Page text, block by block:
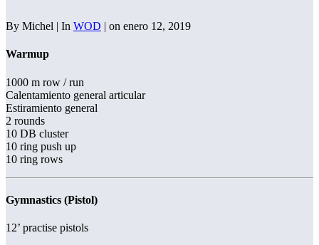
By Michel | In WOD | on enero 12, 2019
Warmup
1000 m row / run
Calentamiento general articular
Estiramiento general
2 rounds
10 DB cluster
10 ring push up
10 ring rows
Gymnastics (Pistol)
12’ practise pistols